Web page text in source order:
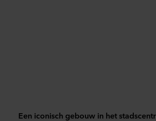
Een iconisch gebouw in het